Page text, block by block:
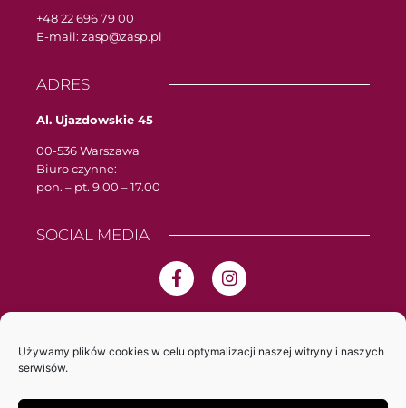
Używamy plików cookies w celu optymalizacji naszej witryny i naszych
serwisów.
+48 22 696 79 00
E-mail: zasp@zasp.pl
ADRES
Al. Ujazdowskie 45
00-536 Warszawa
Biuro czynne:
pon. – pt. 9.00 – 17.00
SOCIAL MEDIA